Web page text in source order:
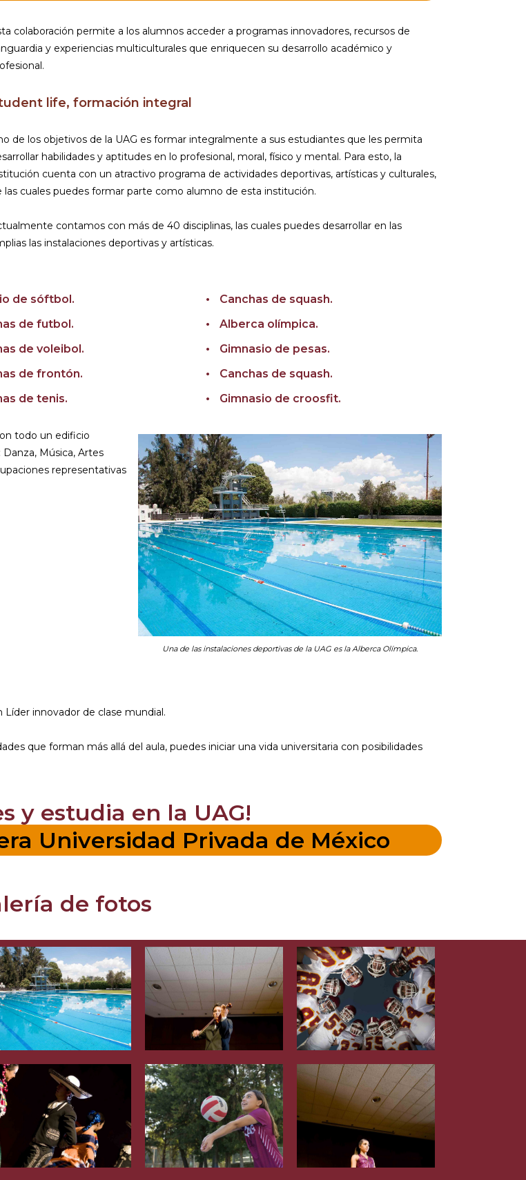
colaboración permite a los alumnos acceder a programas innovadores, recursos de
y experiencias multiculturales que enriquecen su desarrollo académico y
life, formación integral
de los objetivos de la UAG es formar integralmente a sus estudiantes que les permita
habilidades y aptitudes en lo profesional, moral, físico y mental. Para esto, la
cuenta con un atractivo programa de actividades deportivas, artísticas y culturales,
las cuales puedes formar parte como alumno de esta institución.
contamos con más de 40 disciplinas, las cuales puedes desarrollar en las
las instalaciones deportivas y artísticas.
de sóftbol.
de futbol.
de voleibol.
de frontón.
de tenis.
Canchas de squash.
Alberca olímpica.
Gimnasio de pesas.
Canchas de squash.
Gimnasio de croosfit.
todo un edificio
Música, Artes
representativas
Una de las instalaciones deportivas de la UAG es la Alberca Olímpica.
innovador de clase mundial.
que forman más allá del aula, puedes iniciar una vida universitaria con posibilidades
y estudia en la UAG!
Universidad Privada de México
de fotos